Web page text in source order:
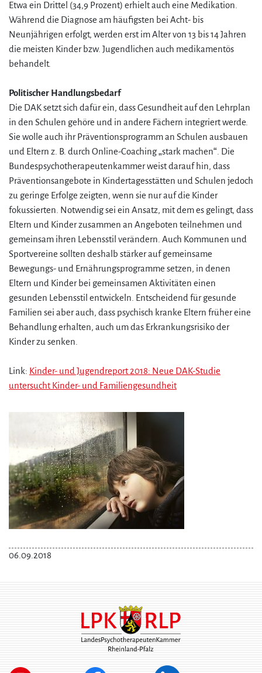
Etwa ein Drittel (34,9 Prozent) erhielt auch eine Medikation.
Während die Diagnose am häufigsten bei Acht- bis
Neunjährigen erfolgt, werden erst im Alter von 13 bis 14 Jahren
die meisten Kinder bzw. Jugendlichen auch medikamentös
behandelt.
Politischer Handlungsbedarf
Die DAK setzt sich dafür ein, dass Gesundheit auf den Lehrplan
in den Schulen gehöre und in andere Fächern integriert werde.
Sie wolle auch ihr Präventionsprogramm an Schulen ausbauen
und Eltern z. B. durch Online-Coaching „stark machen“. Die
Bundespsychotherapeutenkammer weist darauf hin, dass
Präventionsangebote in Kindertagesstätten und Schulen jedoch
zu geringe Erfolge zeigten, wenn sie nur auf die Kinder
fokussierten. Notwendig sei ein Ansatz, mit dem es gelingt, dass
Eltern und Kinder zusammen an Angeboten teilnehmen und
gemeinsam ihren Lebensstil verändern. Auch Kommunen und
Sportvereine sollten deshalb stärker auf gemeinsame
Bewegungs- und Ernährungsprogramme setzen, in denen
Eltern und Kinder bei gemeinsamen Aktivitäten einen
gesunden Lebensstil entwickeln. Entscheidend für gesunde
Familien sei aber auch, dass psychisch kranke Eltern früher eine
Behandlung erhalten, auch um das Erkrankungsrisiko der
Kinder zu senken.
Link: Kinder- und Jugendreport 2018: Neue DAK-Studie
untersucht Kinder- und Familiengesundheit
06.09.2018